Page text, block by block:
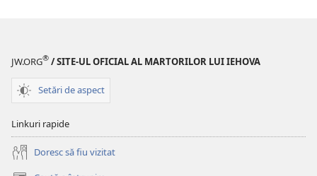
JW.ORG® / SITE-UL OFICIAL AL MARTORILOR LUI IEHOVA
Setări de aspect
Linkuri rapide
Doresc să fiu vizitat